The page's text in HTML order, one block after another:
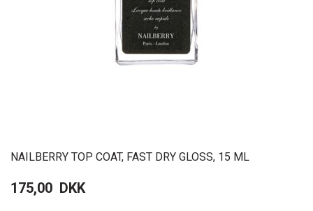
NAILBERRY TOP COAT, FAST DRY GLOSS, 15 ML
175,00 DKK